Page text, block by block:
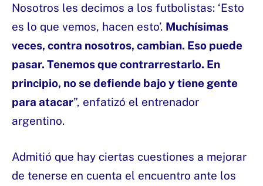
Nosotros les decimos a los futbolistas: ‘Esto
es lo que vemos, hacen esto’. Muchísimas
veces, contra nosotros, cambian. Eso puede
pasar. Tenemos que contrarrestarlo. En
principio, no se defiende bajo y tiene gente
para atacar”, enfatizó el entrenador
argentino.
Admitió que hay ciertas cuestiones a mejorar
de tenerse en cuenta el encuentro ante los